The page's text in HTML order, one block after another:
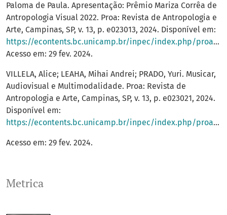
Metrica
Paloma de Paula. Apresentação: Prêmio Mariza Corrêa de
Antropologia Visual 2022. Proa: Revista de Antropologia e
Arte, Campinas, SP, v. 13, p. e023013, 2024. Disponível em:
https://econtents.bc.unicamp.br/inpec/index.php/proa/article/view/18592
Acesso em: 29 fev. 2024.
VILLELA, Alice; LEAHA, Mihai Andrei; PRADO, Yuri. Musicar,
Audiovisual e Multimodalidade. Proa: Revista de
Antropologia e Arte, Campinas, SP, v. 13, p. e023021, 2024.
Disponível em:
https://econtents.bc.unicamp.br/inpec/index.php/proa/article/view/18581
Acesso em: 29 fev. 2024.